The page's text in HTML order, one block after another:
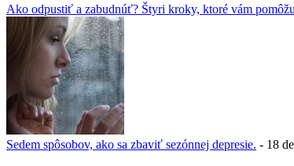
Ako odpustiť a zabudnúť? Štyri kroky, ktoré vám pomôžu
Sedem spôsobov, ako sa zbaviť sezónnej depresie. - 18